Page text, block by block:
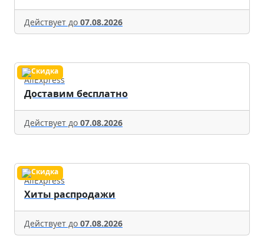
Действует до 07.08.2026
AliExpress
Доставим бесплатно
Действует до 07.08.2026
AliExpress
Хиты распродажи
Действует до 07.08.2026